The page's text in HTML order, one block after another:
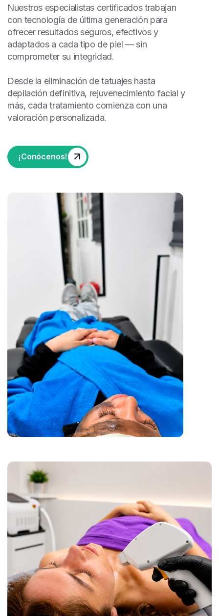
Nuestros especialistas certificados trabajan
con tecnología de última generación para
ofrecer resultados seguros, efectivos y
adaptados a cada tipo de piel — sin
comprometer su integridad.
Desde la eliminación de tatuajes hasta
depilación definitiva, rejuvenecimiento facial y
más, cada tratamiento comienza con una
valoración personalizada.
¡Conócenos!
¡Conócenos!